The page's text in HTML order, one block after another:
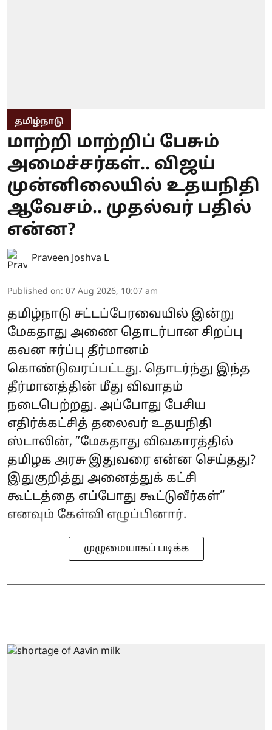
தமிழ்நாடு
மாற்றி மாற்றிப் பேசும்
அமைச்சர்கள்.. விஜய்
முன்னிலையில் உதயநிதி
ஆவேசம்.. முதல்வர் பதில்
என்ன?
Praveen Joshva L
Published on: 07 Aug 2026, 10:07 am
தமிழ்நாடு சட்டப்பேரவையில் இன்று
மேகதாது அணை தொடர்பான சிறப்பு
கவன ஈர்ப்பு தீர்மானம்
கொண்டுவரப்பட்டது. தொடர்ந்து இந்த
தீர்மானத்தின் மீது விவாதம்
நடைபெற்றது. அப்போது பேசிய
எதிர்க்கட்சித் தலைவர் உதயநிதி
ஸ்டாலின், ”மேகதாது விவகாரத்தில்
தமிழக அரசு இதுவரை என்ன செய்தது?
இதுகுறித்து அனைத்துக் கட்சி
கூட்டத்தை எப்போது கூட்டுவீர்கள்”
எனவும் கேள்வி எழுப்பினார்.
முழுமையாகப் படிக்க